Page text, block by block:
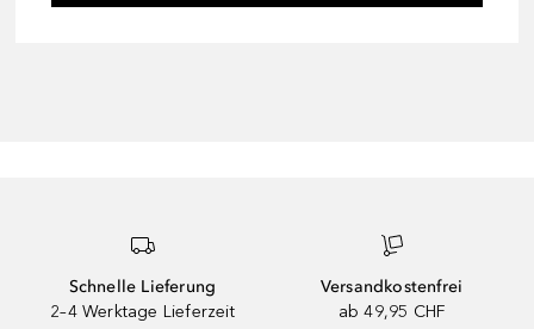
Schnelle Lieferung
2–4 Werktage Lieferzeit
Versandkostenfrei
ab 49,95 CHF